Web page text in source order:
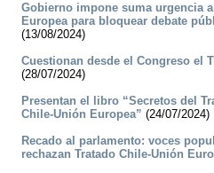
Gobierno impone suma urgencia
Europea para bloquear debate
(13/08/2024)
Cuestionan desde el Congreso el
(28/07/2024)
Presentan el libro “Secretos del
Chile-Unión Europea” (24/07/2024)
Recado al parlamento: voces
rechazan Tratado Chile-Unión